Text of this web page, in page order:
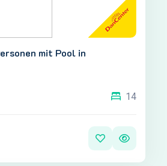
mit Pool in
14